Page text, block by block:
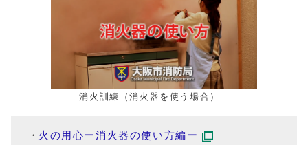
消火訓練（消火器を使う場合）
火の用心ー消火器の使い方編ー